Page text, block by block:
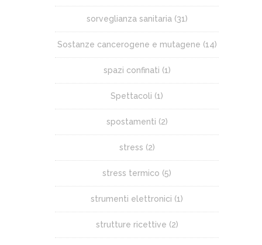
sorveglianza sanitaria (31)
Sostanze cancerogene e mutagene (14)
spazi confinati (1)
Spettacoli (1)
spostamenti (2)
stress (2)
stress termico (5)
strumenti elettronici (1)
strutture ricettive (2)